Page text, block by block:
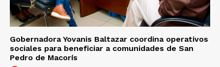
Gobernadora Yovanis Baltazar coordina operativos
sociales para beneficiar a comunidades de San
Pedro de Macorís